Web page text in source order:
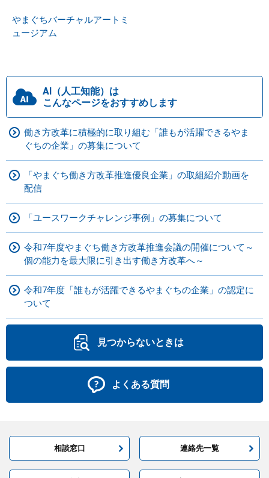
やまぐちバーチャルアートミ
ュージアム
AI（人工知能）は
こんなページをおすすめします
働き方改革に積極的に取り組む「誰もが活躍できるやま
ぐちの企業」の募集について
「やまぐち働き方改革推進優良企業」の取組紹介動画を
配信
「ユースワークチャレンジ事例」の募集について
令和7年度やまぐち働き方改革推進会議の開催について～
個の能力を最大限に引き出す働き方改革へ～
令和7年度「誰もが活躍できるやまぐちの企業」の認定に
ついて
見つからないときは
よくある質問
相談窓口 連絡先一覧